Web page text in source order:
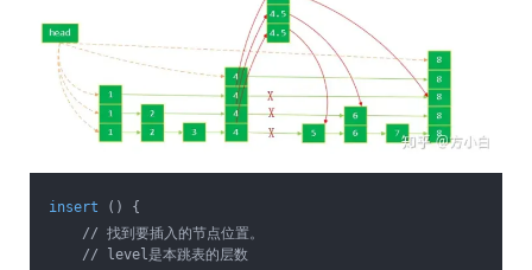
insert () {
// 找到要插入的节点位置。
// level是本跳表的层数